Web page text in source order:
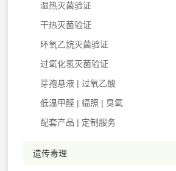
湿热灭菌验证
干热灭菌验证
环氧乙烷灭菌验证
过氧化氢灭菌验证
芽孢悬液 | 过氧乙酸
低温甲醛 | 辐照 | 臭氧
配套产品 | 定制服务
遗传毒理